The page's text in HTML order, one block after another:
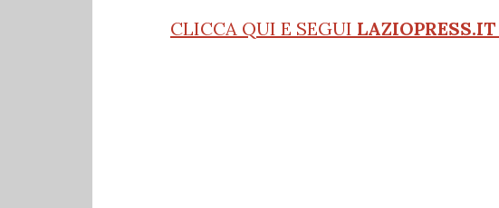
CLICCA QUI E SEGUI LAZIOPRESS.IT